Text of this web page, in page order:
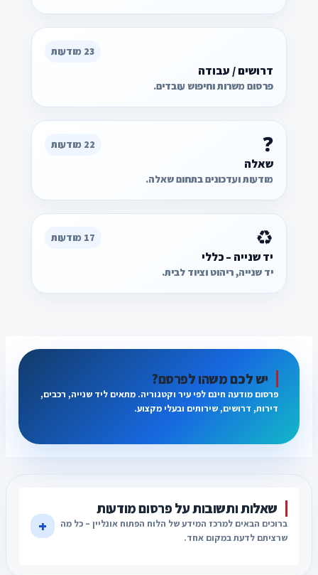
23 מודעות
דרושים / עבודה
פרסום משרות וחיפוש עובדים.
❓ 22 מודעות
שאלה
מודעות ועדכונים בתחום שאלה.
♻️ 17 מודעות
יד שנייה – כללי
יד שנייה, ריהוט וציוד לבית.
יש לכם משהו לפרסם?
פרסום מודעה חינם לפי עיר וקטגוריה. מתאים ליד שנייה, רכבים,
דירות, דרושים, שירותים ובעלי מקצוע.
שאלות ותשובות על פרסום מודעות
ברוכים הבאים למרכז המידע של הלוח הפתוח אונליין – כל מה
שרציתם לדעת במקום אחד.
+